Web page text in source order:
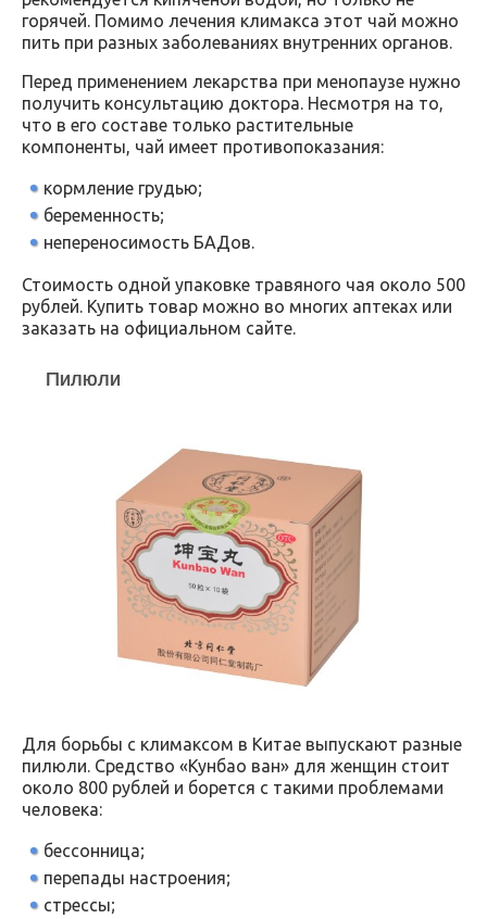
горячей. Помимо лечения климакса этот чай можно
пить при разных заболеваниях внутренних органов.
Перед применением лекарства при менопаузе нужно
получить консультацию доктора. Несмотря на то,
что в его составе только растительные
компоненты, чай имеет противопоказания:
кормление грудью;
беременность;
непереносимость БАДов.
Стоимость одной упаковке травяного чая около 500
рублей. Купить товар можно во многих аптеках или
заказать на официальном сайте.
Пилюли
Для борьбы с климаксом в Китае выпускают разные
пилюли. Средство «Кунбао ван» для женщин стоит
около 800 рублей и борется с такими проблемами
человека:
бессонница;
перепады настроения;
стрессы;